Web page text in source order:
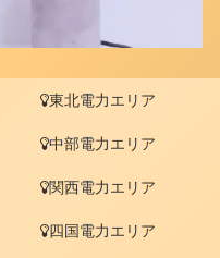
東北電力エリア
中部電力エリア
関西電力エリア
四国電力エリア